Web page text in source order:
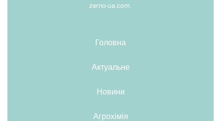
zerno-ua.com.
Головна
Актуальне
Новини
Агрохімія